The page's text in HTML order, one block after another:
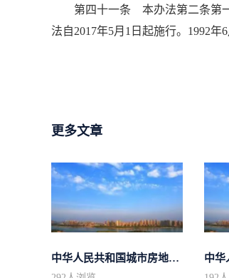
第四十一条 本办法第二条第
法自2017年5月1日起施行。1992
更多文章
中华人民共和国城市房地产管理法 中华